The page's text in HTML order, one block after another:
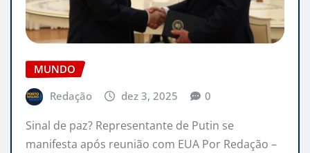
MUNDO
Redação
dez 3, 2025 0
Sinal de paz? Representante de Putin se
manifesta após reunião com EUA Por Redação –